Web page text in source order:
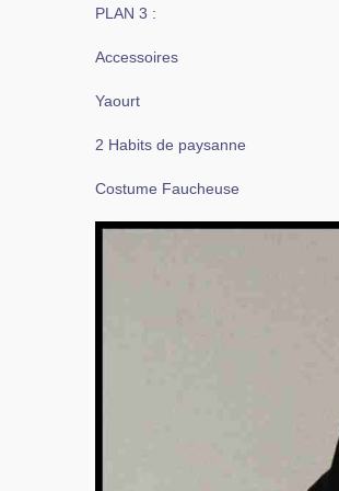
PLAN 3 :
Accessoires
Yaourt
2 Habits de paysanne
Costume Faucheuse